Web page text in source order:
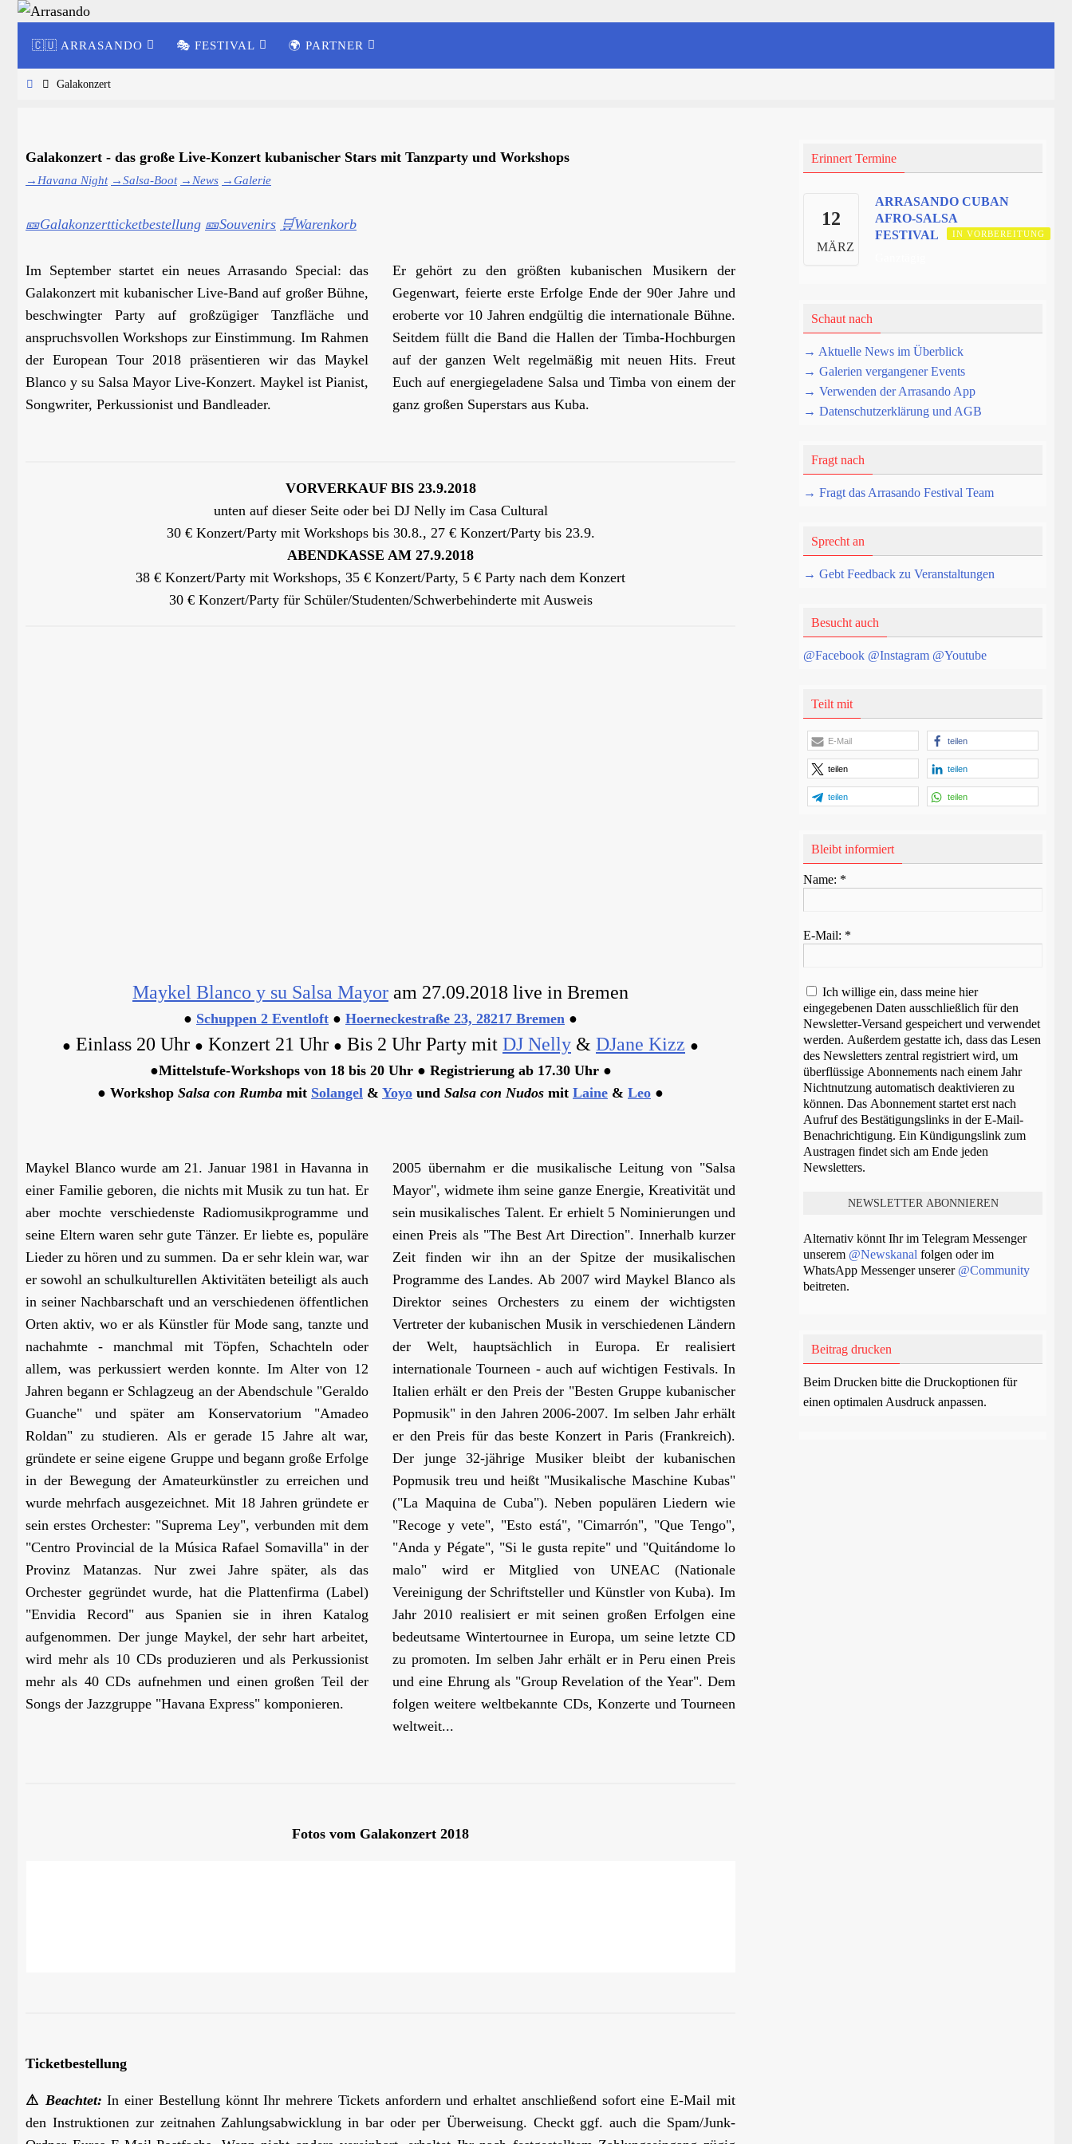
Zum
springen
Inhalt🇨🇺 ARRASANDO 🎭 FESTIVAL 🌍 PARTNER
StartGalakonzert
Galakonzert - das große Live-Konzert kubanischer Stars mit Tanzparty und Workshops
→Havana Night →Salsa-Boot →News →Galerie
🎫Galakonzertticketbestellung 🎫Souvenirs 🛒Warenkorb
Im September startet ein neues Arrasando Special: das
Galakonzert mit kubanischer Live-Band auf großer Bühne,
beschwingter Party auf großzügiger Tanzfläche und
anspruchsvollen Workshops zur Einstimmung. Im Rahmen
der European Tour 2018 präsentieren wir das Maykel
Blanco y su Salsa Mayor Live-Konzert. Maykel ist Pianist,
Songwriter, Perkussionist und Bandleader.
Er gehört zu den größten kubanischen Musikern der
Gegenwart, feierte erste Erfolge Ende der 90er Jahre und
eroberte vor 10 Jahren endgültig die internationale Bühne.
Seitdem füllt die Band die Hallen der Timba-Hochburgen
auf der ganzen Welt regelmäßig mit neuen Hits. Freut
Euch auf energiegeladene Salsa und Timba von einem der
ganz großen Superstars aus Kuba.
VORVERKAUF BIS 23.9.2018
unten auf dieser Seite oder bei DJ Nelly im Casa Cultural
30 € Konzert/Party mit Workshops bis 30.8., 27 € Konzert/Party bis 23.9.
ABENDKASSE AM 27.9.2018
38 € Konzert/Party mit Workshops, 35 € Konzert/Party, 5 € Party nach dem Konzert
30 € Konzert/Party für Schüler/Studenten/Schwerbehinderte mit Ausweis
Maykel Blanco y su Salsa Mayor am 27.09.2018 live in Bremen
● Schuppen 2 Eventloft ● Hoerneckestraße 23, 28217 Bremen ●
● Einlass 20 Uhr ● Konzert 21 Uhr ● Bis 2 Uhr Party mit DJ Nelly & DJane Kizz ●
●Mittelstufe-Workshops von 18 bis 20 Uhr ● Registrierung ab 17.30 Uhr ●
● Workshop Salsa con Rumba mit Solangel & Yoyo und Salsa con Nudos mit Laine & Leo ●
Maykel Blanco wurde am 21. Januar 1981 in Havanna in
einer Familie geboren, die nichts mit Musik zu tun hat. Er
aber mochte verschiedenste Radiomusikprogramme und
seine Eltern waren sehr gute Tänzer. Er liebte es, populäre
Lieder zu hören und zu summen. Da er sehr klein war, war
er sowohl an schulkulturellen Aktivitäten beteiligt als auch
in seiner Nachbarschaft und an verschiedenen öffentlichen
Orten aktiv, wo er als Künstler für Mode sang, tanzte und
nachahmte - manchmal mit Töpfen, Schachteln oder
allem, was perkussiert werden konnte. Im Alter von 12
Jahren begann er Schlagzeug an der Abendschule "Geraldo
Guanche" und später am Konservatorium "Amadeo
Roldan" zu studieren. Als er gerade 15 Jahre alt war,
gründete er seine eigene Gruppe und begann große Erfolge
in der Bewegung der Amateurkünstler zu erreichen und
wurde mehrfach ausgezeichnet. Mit 18 Jahren gründete er
sein erstes Orchester: "Suprema Ley", verbunden mit dem
"Centro Provincial de la Música Rafael Somavilla" in der
Provinz Matanzas. Nur zwei Jahre später, als das
Orchester gegründet wurde, hat die Plattenfirma (Label)
"Envidia Record" aus Spanien sie in ihren Katalog
aufgenommen. Der junge Maykel, der sehr hart arbeitet,
wird mehr als 10 CDs produzieren und als Perkussionist
mehr als 40 CDs aufnehmen und einen großen Teil der
Songs der Jazzgruppe "Havana Express" komponieren.
2005 übernahm er die musikalische Leitung von "Salsa
Mayor", widmete ihm seine ganze Energie, Kreativität und
sein musikalisches Talent. Er erhielt 5 Nominierungen und
einen Preis als "The Best Art Direction". Innerhalb kurzer
Zeit finden wir ihn an der Spitze der musikalischen
Programme des Landes. Ab 2007 wird Maykel Blanco als
Direktor seines Orchesters zu einem der wichtigsten
Vertreter der kubanischen Musik in verschiedenen Ländern
der Welt, hauptsächlich in Europa. Er realisiert
internationale Tourneen - auch auf wichtigen Festivals. In
Italien erhält er den Preis der "Besten Gruppe kubanischer
Popmusik" in den Jahren 2006-2007. Im selben Jahr erhält
er den Preis für das beste Konzert in Paris (Frankreich).
Der junge 32-jährige Musiker bleibt der kubanischen
Popmusik treu und heißt "Musikalische Maschine Kubas"
("La Maquina de Cuba"). Neben populären Liedern wie
"Recoge y vete", "Esto está", "Cimarrón", "Que Tengo",
"Anda y Pégate", "Si le gusta repite" und "Quitándome lo
malo" wird er Mitglied von UNEAC (Nationale
Vereinigung der Schriftsteller und Künstler von Kuba). Im
Jahr 2010 realisiert er mit seinen großen Erfolgen eine
bedeutsame Wintertournee in Europa, um seine letzte CD
zu promoten. Im selben Jahr erhält er in Peru einen Preis
und eine Ehrung als "Group Revelation of the Year". Dem
folgen weitere weltbekannte CDs, Konzerte und Tourneen
weltweit...
Fotos vom Galakonzert 2018
Ticketbestellung
⚠ Beachtet: In einer Bestellung könnt Ihr mehrere Tickets anfordern und erhaltet anschließend sofort eine E-Mail mit
den Instruktionen zur zeitnahen Zahlungsabwicklung in bar oder per Überweisung. Checkt ggf. auch die Spam/Junk-
Erinnert Termine
12
MÄRZ
ARRASANDO CUBAN
AFRO-SALSA
FESTIVAL
IN VORBEREITUNG
Schaut nach
→ Aktuelle News im Überblick
→ Galerien vergangener Events
→ Verwenden der Arrasando App
→ Datenschutzerklärung und AGB
Fragt nach
→ Fragt das Arrasando Festival Team
Sprecht an
→ Gebt Feedback zu Veranstaltungen
Besucht auch
@Facebook @Instagram @Youtube
Teilt mit
E-Mail teilen
teilen teilen
teilen teilen
Bleibt informiert
Name: *
E-Mail: *
Ich willige ein, dass meine hier
eingegebenen Daten ausschließlich für den
Newsletter-Versand gespeichert und verwendet
werden. Außerdem gestatte ich, dass das Lesen
des Newsletters zentral registriert wird, um
überflüssige Abonnements nach einem Jahr
Nichtnutzung automatisch deaktivieren zu
können. Das Abonnement startet erst nach
Aufruf des Bestätigungslinks in der E-Mail-
Benachrichtigung. Ein Kündigungslink zum
Austragen findet sich am Ende jeden
Newsletters.
Alternativ könnt Ihr im Telegram Messenger
unserem @Newskanal folgen oder im
WhatsApp Messenger unserer @Community
beitreten.
Beitrag drucken
Beim Drucken bitte die Druckoptionen für
einen optimalen Ausdruck anpassen.